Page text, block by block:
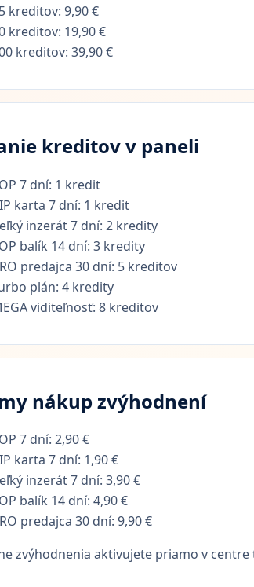
kreditov: 9,90 €
kreditov: 19,90 €
kreditov: 39,90 €
kreditov v paneli
7 dní: 1 kredit
karta 7 dní: 1 kredit
inzerát 7 dní: 2 kredity
balík 14 dní: 3 kredity
predajca 30 dní: 5 kreditov
plán: 4 kredity
viditeľnosť: 8 kreditov
nákup zvýhodnení
7 dní: 2,90 €
karta 7 dní: 1,90 €
inzerát 7 dní: 3,90 €
balík 14 dní: 4,90 €
predajca 30 dní: 9,90 €
zvýhodnenia aktivujete priamo v